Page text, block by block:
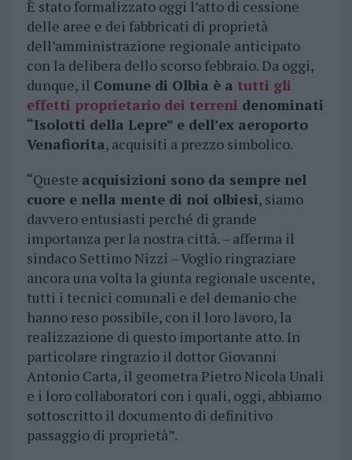
È stato formalizzato oggi l’atto di cessione
delle aree e dei fabbricati di proprietà
dell’amministrazione regionale anticipato
con la delibera dello scorso febbraio. Da oggi,
dunque, il Comune di Olbia è a tutti gli
effetti proprietario dei terreni denominati
“Isolotti della Lepre” e dell’ex aeroporto
Venafiorita, acquisiti a prezzo simbolico.
“Queste acquisizioni sono da sempre nel
cuore e nella mente di noi olbiesi, siamo
davvero entusiasti perché di grande
importanza per la nostra città. – afferma il
sindaco Settimo Nizzi – Voglio ringraziare
ancora una volta la giunta regionale uscente,
tutti i tecnici comunali e del demanio che
hanno reso possibile, con il loro lavoro, la
realizzazione di questo importante atto. In
particolare ringrazio il dottor Giovanni
Antonio Carta, il geometra Pietro Nicola Unali
e i loro collaboratori con i quali, oggi, abbiamo
sottoscritto il documento di definitivo
passaggio di proprietà”.